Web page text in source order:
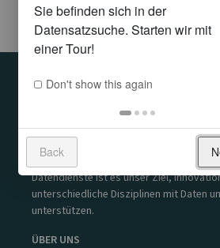
Der GeoSphere Austria Data Hub stellt
Datensätze für Forschung sowie
Nutzung zur Verfügung. Durch die
Datendienste ist es unser Ziel,
unterschiedliche Disziplinen mit Daten
unterstützen.
ÜBER UNS
Don't show this again
Back